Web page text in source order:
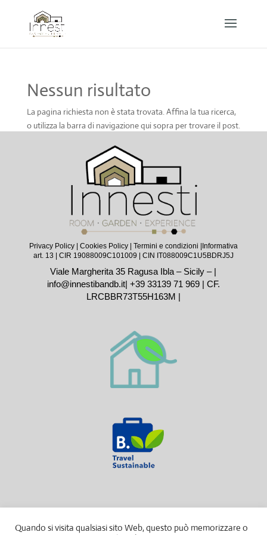
Nessun risultato
La pagina richiesta non è stata trovata. Affina la tua ricerca,
o utilizza la barra di navigazione qui sopra per trovare il post.
Privacy Policy| Cookies Policy| Termini e condizioni |Informativa
art. 13 | CIR 19088009C101009 | CIN IT088009C1U5BDRJ5J
Viale Margherita 35 Ragusa Ibla – Sicily – |
info@innestibandb.it| +39 33139 71 969| CF.
LRCBBR73T55H163M |
Quando si visita qualsiasi sito Web, questo può memorizzare o